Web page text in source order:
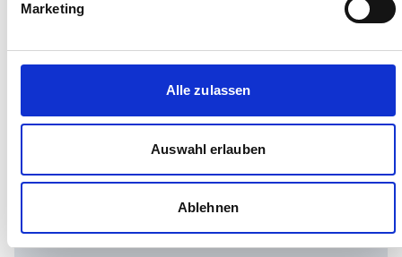
Marketing
Alle zulassen
Auswahl erlauben
Ablehnen
Kontaktieren Sie uns
Anrede
Titel(optional)